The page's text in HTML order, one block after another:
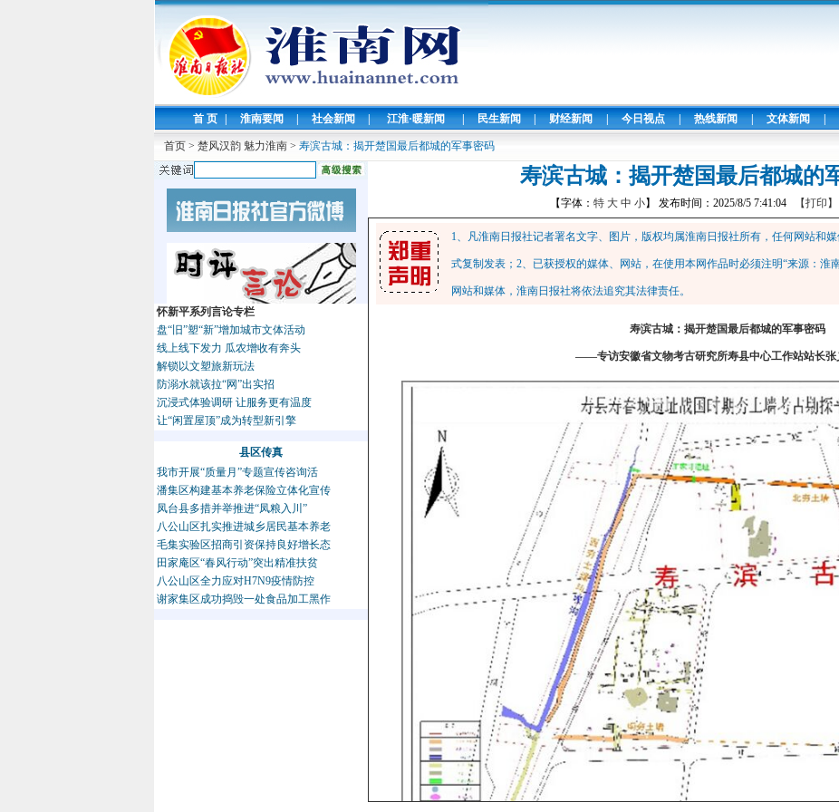
首 页 | 淮南要闻 | 社会新闻 | 江淮·暖新闻 | 民生新闻 | 财经新闻 | 今日视点 | 热线新闻 | 文体新闻 |
首页 > 楚风汉韵 魅力淮南 > 寿滨古城：揭开楚国最后都城的军事密码
怀新平系列言论专栏
盘“旧”塑“新”增加城市文体活动
线上线下发力 瓜农增收有奔头
解锁以文塑旅新玩法
防溺水就该拉“网”出实招
沉浸式体验调研 让服务更有温度
让“闲置屋顶”成为转型新引擎
县区传真
我市开展“质量月”专题宣传咨询活
潘集区构建基本养老保险立体化宣传
凤台县多措并举推进“凤粮入川”
八公山区扎实推进城乡居民基本养老
毛集实验区招商引资保持良好增长态
田家庵区“春风行动”突出精准扶贫
八公山区全力应对H7N9疫情防控
谢家集区成功捣毁一处食品加工黑作
寿滨古城：揭开楚国最后都城的
【字体： 特 大 中 小】 发布时间：2025/8/5 7:41:04 【打印】
1、凡淮南日报社记者署名文字、图片，版权均属淮南日报社所有，任何网站和
式复制发表；2、已获授权的媒体、网站，在使用本网作品时必须注明“来源：淮
网站和媒体，淮南日报社将依法追究其法律责任。
寿滨古城：揭开楚国最后都城的军事密码
——专访安徽省文物考古研究所寿县中心工作站站长张